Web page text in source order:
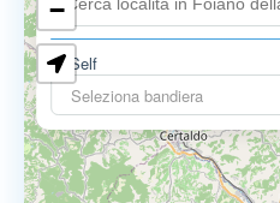
Self
Seleziona bandiera
3
−